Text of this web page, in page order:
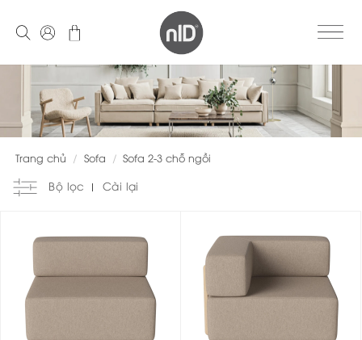
Trang chủ / Sofa / Sofa 2-3 chỗ ngồi
Bộ lọc
Cài lại